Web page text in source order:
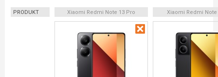
PRODUKT Xiaomi Redmi Note 13 Pro Xiaomi Redmi Note